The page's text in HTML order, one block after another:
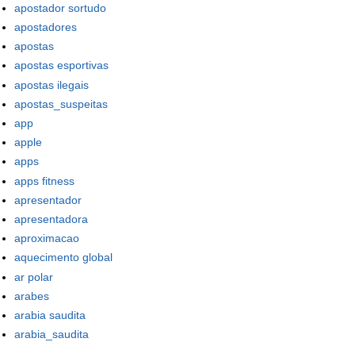
apostador sortudo
apostadores
apostas
apostas esportivas
apostas ilegais
apostas_suspeitas
app
apple
apps
apps fitness
apresentador
apresentadora
aproximacao
aquecimento global
ar polar
arabes
arabia saudita
arabia_saudita